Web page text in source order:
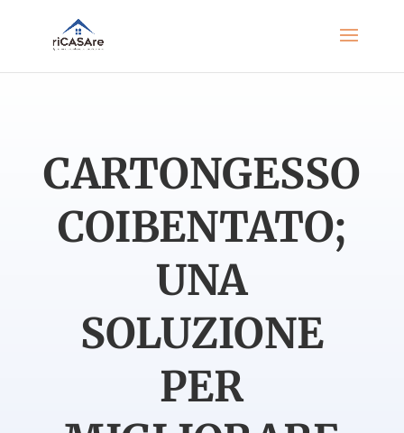
CARTONGESSO
COIBENTATO;
UNA
SOLUZIONE
PER